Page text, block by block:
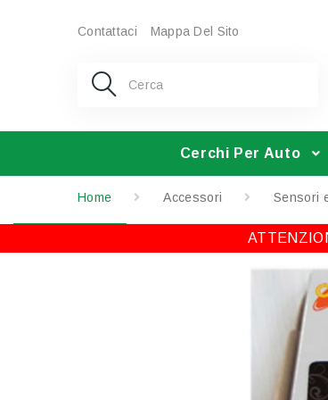
Contattaci Mappa Del Sito
Cerchi Per Auto
Home Accessori Sensori